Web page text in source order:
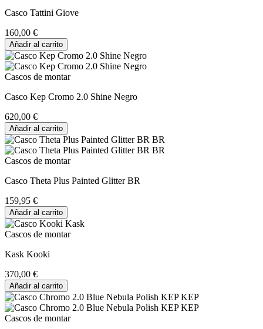
Casco Tattini Giove
160,00 €
Añadir al carrito
Cascos de montar
Casco Kep Cromo 2.0 Shine Negro
620,00 €
Añadir al carrito
Cascos de montar
Casco Theta Plus Painted Glitter BR
159,95 €
Añadir al carrito
Cascos de montar
Kask Kooki
370,00 €
Añadir al carrito
Cascos de montar